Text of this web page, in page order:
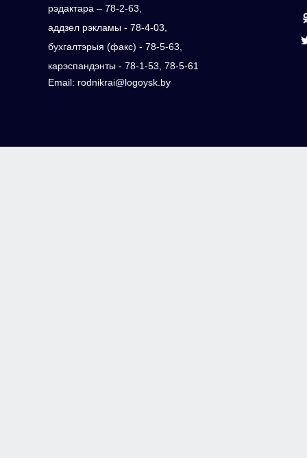
рэдактара – 78-2-63,
аддзел рэкламы - 78-4-03,
бухгалтэрыя (факс) - 78-5-63,
карэспандэнты - 78-1-53, 78-5-61
Email: rodnikrai@logoysk.by